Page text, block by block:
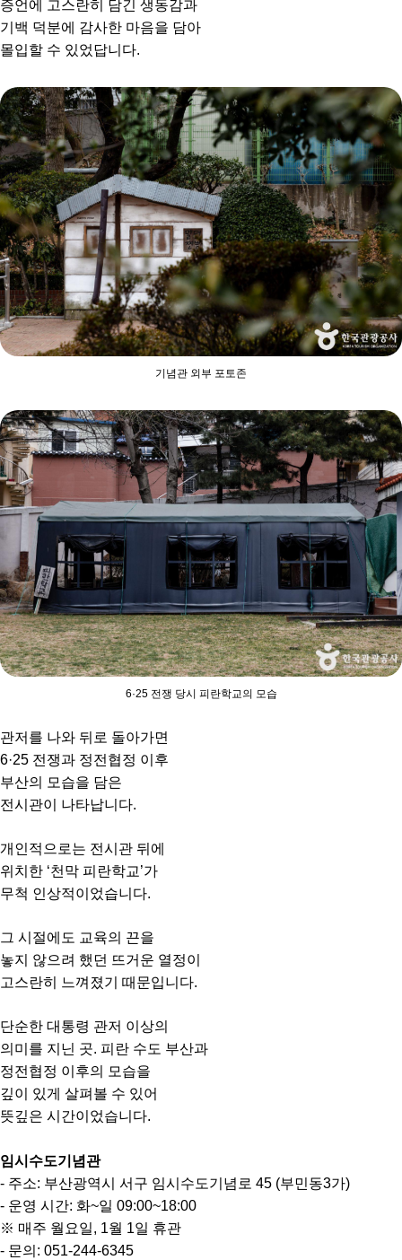
증언에 고스란히 담긴 생동감과
기백 덕분에 감사한 마음을 담아
몰입할 수 있었답니다.
기념관 외부 포토존
6·25 전쟁 당시 피란학교의 모습
관저를 나와 뒤로 돌아가면
6·25 전쟁과 정전협정 이후
부산의 모습을 담은
전시관이 나타납니다.
개인적으로는 전시관 뒤에
위치한 ‘천막 피란학교’가
무척 인상적이었습니다.
그 시절에도 교육의 끈을
놓지 않으려 했던 뜨거운 열정이
고스란히 느껴졌기 때문입니다.
단순한 대통령 관저 이상의
의미를 지닌 곳. 피란 수도 부산과
정전협정 이후의 모습을
깊이 있게 살펴볼 수 있어
뜻깊은 시간이었습니다.
임시수도기념관
- 주소: 부산광역시 서구 임시수도기념로 45 (부민동3가)
- 운영 시간: 화~일 09:00~18:00
※ 매주 월요일, 1월 1일 휴관
- 문의: 051-244-6345